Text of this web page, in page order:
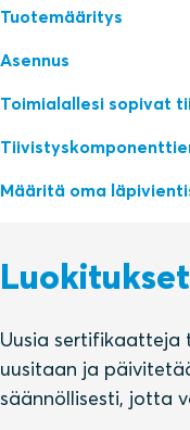
Tuotemääritys
Asennus
Toimialallesi sopivat
Määritä oma
Uusia sertifikaatteja
uusitaan ja
säännöllisesti, jotta